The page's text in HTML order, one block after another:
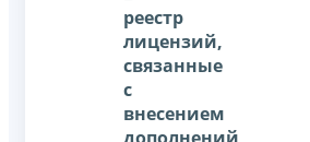
реестр
лицензий,
связанные
с
внесением